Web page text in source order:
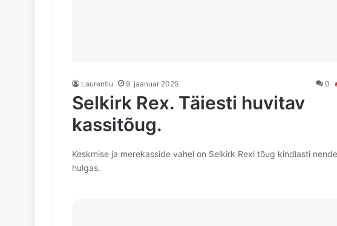
Laurentiu 9. jaanuar 2025 0
Selkirk Rex. Täiesti huvitav
kassitõug.
Keskmise ja merekasside vahel on Selkirk Rexi tõug kindlasti
hulgas.